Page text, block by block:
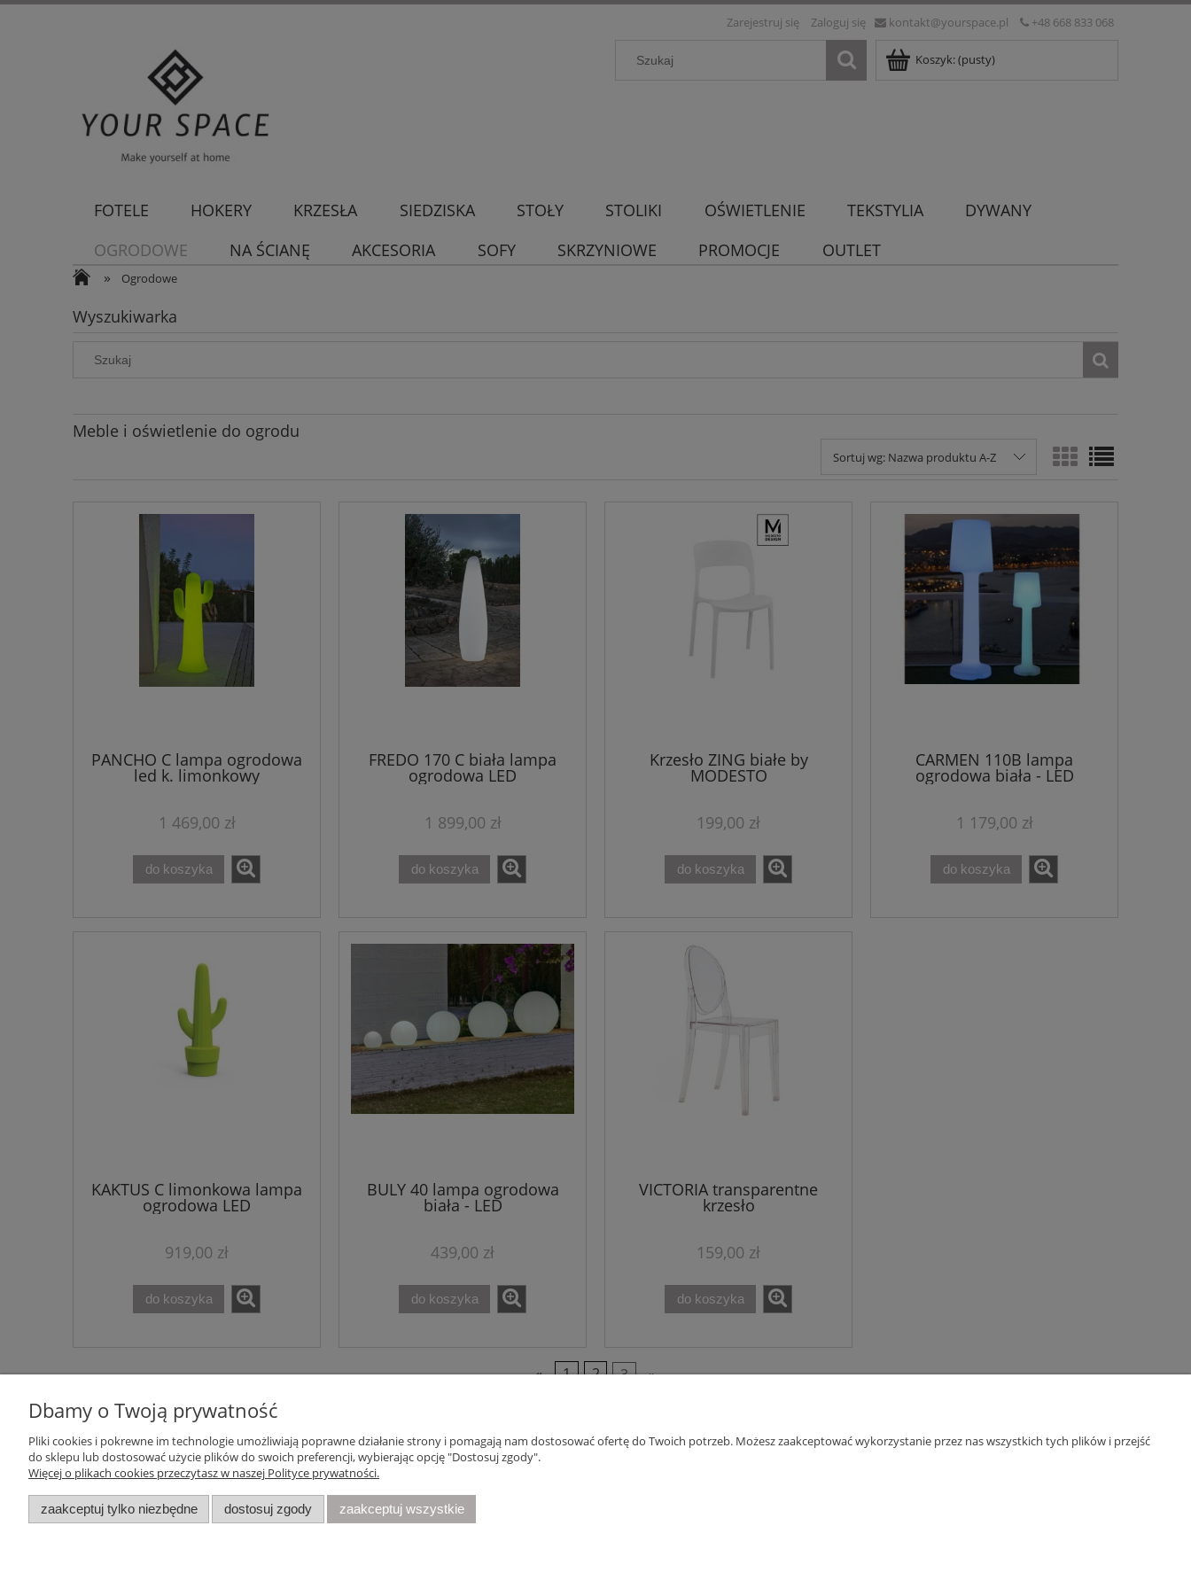
kontakt@yourspace.pl +48 668 833 068
Zarejestruj się Zaloguj się
Koszyk:(pusty)
FOTELE HOKERY KRZESŁA SIEDZISKA STOŁY STOLIKI OŚWIETLENIE TEKSTYLIA
DYWANY
OGRODOWE
NA ŚCIANĘ AKCESORIA SOFY SKRZYNIOWE PROMOCJE OUTLET
» Ogrodowe
Wyszukiwarka
Meble i oświetlenie do ogrodu
Sortuj wg: Nazwa produktu A-Z
PANCHO C lampa ogrodowa
led k. limonkowy
1 469,00 zł
do koszyka
FREDO 170 C biała lampa
ogrodowa LED
1 899,00 zł
do koszyka
Krzesło ZING białe by
MODESTO
199,00 zł
do koszyka
CARMEN 110B lampa
ogrodowa biała - LED
wbudowana bateria
1 179,00 zł
do koszyka
KAKTUS C limonkowa lampa
ogrodowa LED
919,00 zł
do koszyka
BULY 40 lampa ogrodowa
biała - LED
439,00 zł
do koszyka
VICTORIA transparentne
krzesło
159,00 zł
do koszyka
« 1 2 3 »
Pomoc
Regulamin
Moje konto
Ustawienia konta
Płatności i dostawa O nas
Dbamy o Twoją prywatność
Pliki cookies i pokrewne im technologie umożliwiają poprawne działanie strony i pomagają nam dostosować ofertę do Twoich potrzeb. Możesz zaakceptować wykorzystanie przez nas wszystkich tych plików i przejść
do sklepu lub dostosować użycie plików do swoich preferencji, wybierając opcję "Dostosuj zgody".
Więcej o plikach cookies przeczytasz w naszej Polityce prywatności.
zaakceptuj tylko niezbędne dostosuj zgody zaakceptuj wszystkie